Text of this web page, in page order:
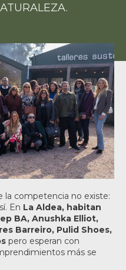
la competencia no existe:
En La Aldea, habitan
BA, Anushka Elliot,
Barreiro, Pulid Shoes,
s pero esperan con
más se